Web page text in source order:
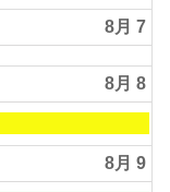
8月 7
8月 8
8月 9